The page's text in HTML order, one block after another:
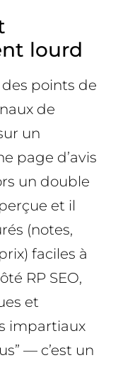
lourd
points de
de
un
page d’avis
un double
et il
(notes,
faciles à
RP SEO,
et
impartiaux
— c’est un